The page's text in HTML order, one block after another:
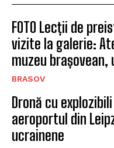
FOTO Lecții de
vizite la galerie:
muzeu brașovean,
BRASOV
Dronă cu
aeroportul din
ucrainene